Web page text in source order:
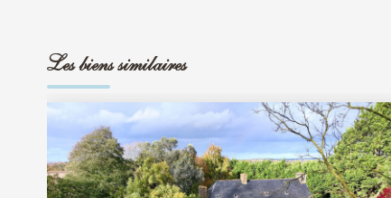
Les biens similaires